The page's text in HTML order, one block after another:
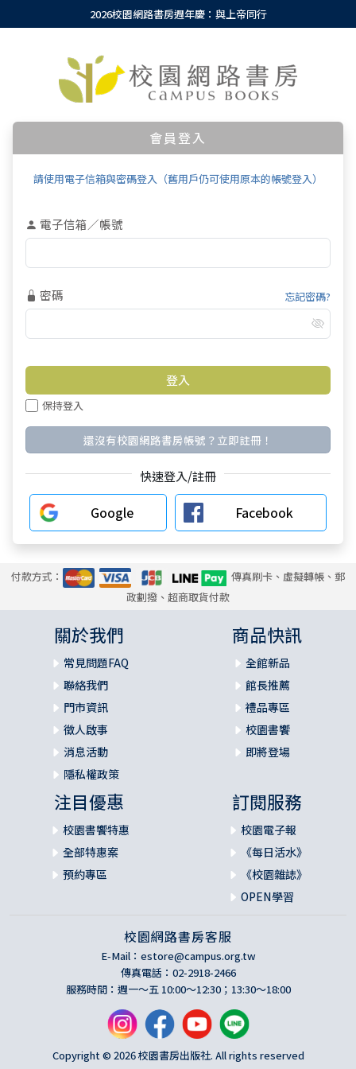
2026校園網路書房週年慶：與上帝同行
會員登入
請使用電子信箱與密碼登入（舊用戶仍可使用原本的帳號登入）
電子信箱／帳號
密碼 忘記密碼?
保持登入
還沒有校園網路書房帳號？立即註冊！
快速登入/註冊
Google Facebook
付款方式：
傳真刷卡、虛擬轉帳、郵
政劃撥、超商取貨付款
關於我們
常見問題FAQ
聯絡我們
門市資訊
徵人啟事
消息活動
隱私權政策
商品快訊
全館新品
館長推薦
禮品專區
校園書饗
即將登場
注目優惠
校園書饗特惠
全部特惠案
預約專區
訂閱服務
校園電子報
《每日活水》
《校園雜誌》
OPEN學習
校園網路書房客服
E-Mail： estore@campus.org.tw
傳真電話：02-2918-2466
服務時間：週一～五 10:00～12:30；13:30～18:00
Copyright © 2026 校園書房出版社. All rights reserved